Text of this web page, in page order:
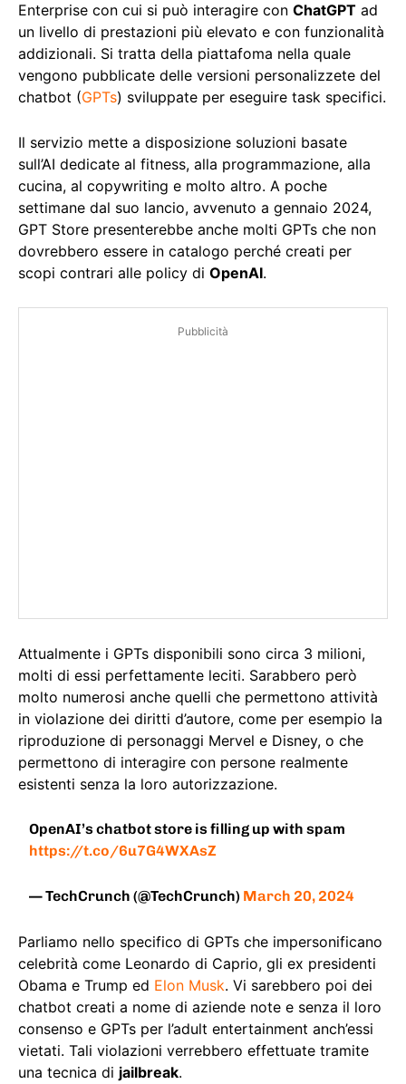
Enterprise con cui si può interagire con ChatGPT ad
un livello di prestazioni più elevato e con funzionalità
addizionali. Si tratta della piattafoma nella quale
vengono pubblicate delle versioni personalizzete del
chatbot (GPTs) sviluppate per eseguire task specifici.
Il servizio mette a disposizione soluzioni basate
sull’AI dedicate al fitness, alla programmazione, alla
cucina, al copywriting e molto altro. A poche
settimane dal suo lancio, avvenuto a gennaio 2024,
GPT Store presenterebbe anche molti GPTs che non
dovrebbero essere in catalogo perché creati per
scopi contrari alle policy di OpenAI.
Pubblicità
Attualmente i GPTs disponibili sono circa 3 milioni,
molti di essi perfettamente leciti. Sarabbero però
molto numerosi anche quelli che permettono attività
in violazione dei diritti d’autore, come per esempio la
riproduzione di personaggi Mervel e Disney, o che
permettono di interagire con persone realmente
esistenti senza la loro autorizzazione.
OpenAI’s chatbot store is filling up with spam
https://t.co/6u7G4WXAsZ
— TechCrunch (@TechCrunch) March 20, 2024
Parliamo nello specifico di GPTs che impersonificano
celebrità come Leonardo di Caprio, gli ex presidenti
Obama e Trump ed Elon Musk. Vi sarebbero poi dei
chatbot creati a nome di aziende note e senza il loro
consenso e GPTs per l’adult entertainment anch’essi
vietati. Tali violazioni verrebbero effettuate tramite
una tecnica di jailbreak.